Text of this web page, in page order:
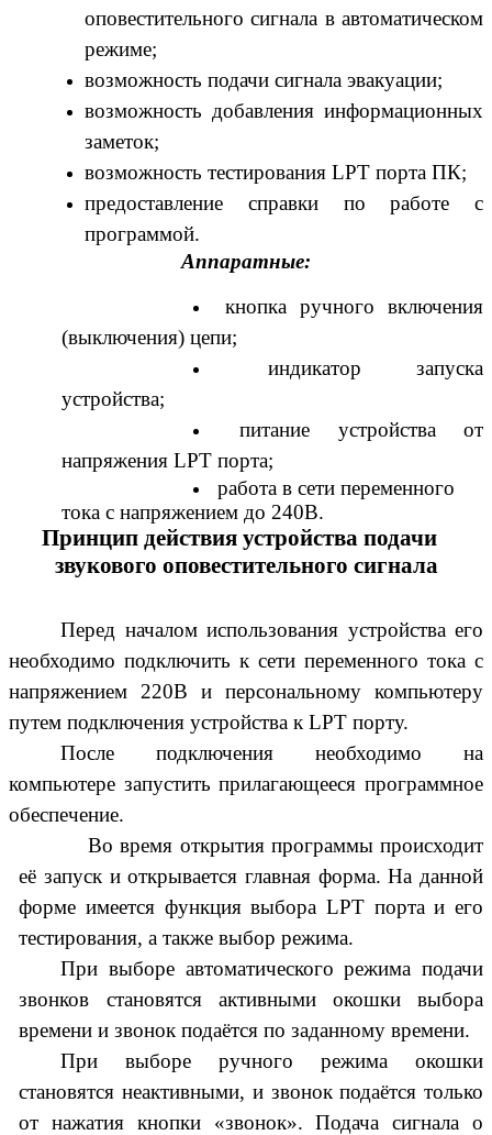
оповестительного сигнала в автоматическом
режиме;
возможность подачи сигнала эвакуации;
возможность добавления информационных
заметок;
возможность тестирования LPT порта ПК;
предоставление справки по работе с
программой.
Аппаратные:
кнопка ручного включения
(выключения) цепи;
индикатор запуска
устройства;
питание устройства от
напряжения LPT порта;
работа в сети переменного
тока с напряжением до 240В.
Принцип действия устройства подачи
звукового оповестительного сигнала
Перед началом использования устройства его
необходимо подключить к сети переменного тока с
напряжением 220В и персональному компьютеру
путем подключения устройства к LPT порту.
После подключения необходимо на
компьютере запустить прилагающееся программное
обеспечение.
Во время открытия программы происходит
её запуск и открывается главная форма. На данной
форме имеется функция выбора LPT порта и его
тестирования, а также выбор режима.
При выборе автоматического режима подачи
звонков становятся активными окошки выбора
времени и звонок подаётся по заданному времени.
При выборе ручного режима окошки
становятся неактивными, и звонок подаётся только
от нажатия кнопки «звонок». Подача сигнала о